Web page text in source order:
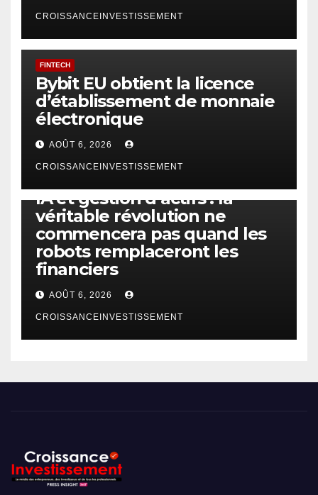
CROISSANCEINVESTISSEMENT
FINTECH
Bybit EU obtient la licence
d’établissement de monnaie
électronique
AOÛT 6, 2026
CROISSANCEINVESTISSEMENT
IA et gestion d’actifs : la
véritable révolution ne
commencera pas quand les
robots remplaceront les
financiers
AOÛT 6, 2026
CROISSANCEINVESTISSEMENT